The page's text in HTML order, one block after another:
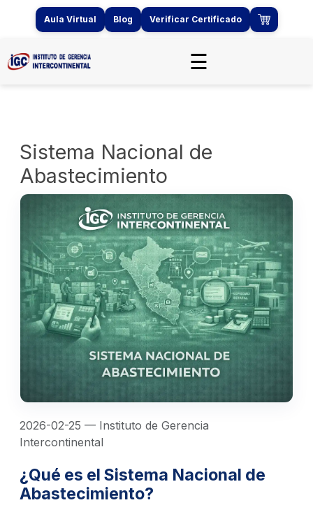
Aula Virtual Blog Verificar Certificado
☰
Sistema Nacional de
Abastecimiento
2026-02-25 — Instituto de Gerencia
Intercontinental
¿Qué es el Sistema Nacional de
Abastecimiento?